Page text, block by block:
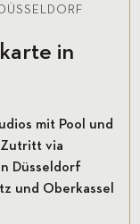
in
mit Pool und
Zutritt via
Düsseldorf
und Oberkassel